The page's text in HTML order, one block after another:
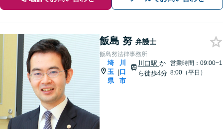
飯島 努 弁護士
飯島努法律事務所
埼
玉
県
|
川
口
市
川口駅 か
ら徒歩4分
営業時間：09:00~1
8:00（平日）